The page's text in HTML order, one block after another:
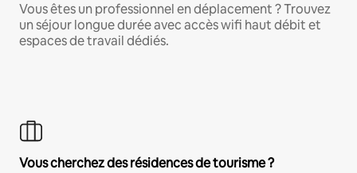
Vous êtes un professionnel en déplacement ? Trouvez
un séjour longue durée avec accès wifi haut débit et
espaces de travail dédiés.
Vous cherchez des résidences de tourisme ?